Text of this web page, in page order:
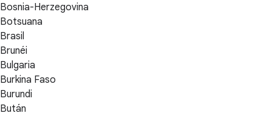
Bosnia-Herzegovina
Botsuana
Brasil
Brunéi
Bulgaria
Burkina Faso
Burundi
Bután